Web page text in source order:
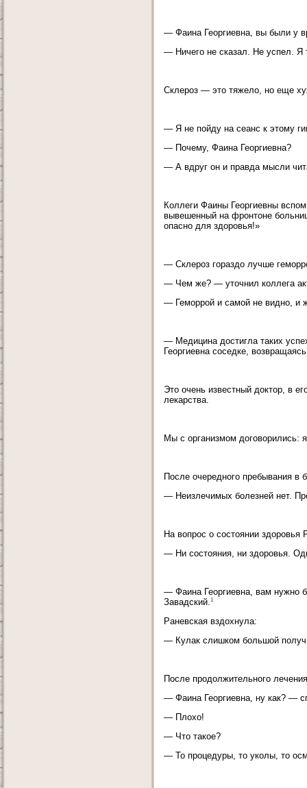
— Фаина Георгиевна, вы были у
— Ничего не сказал. Не успел. Я
Склероз — это тяжело, но еще
— Я не пойду на сеанс к этому
— Почему, Фаина Георгиевна?
— А вдруг он и правда мысли
Коллеги Фаины Георгиевны
вывешенный на фронтоне
опасно для здоровья!»
— Склероз гораздо лучше
— Чем же? — уточнил коллега
— Геморрой и самой не видно, и
— Медицина достигла таких
Георгиевна соседке,
Это очень известный доктор, в
лекарства.
Мы с организмом договорились:
После очередного пребывания в
— Неизлечимых болезней нет.
На вопрос о состоянии здоровья
— Ни состояния, ни здоровья.
— Фаина Георгиевна, вам нужно
Завадский.1
Раневская вздохнула:
— Кулак слишком большой
После продолжительного
— Фаина Георгиевна, ну как? —
— Плохо!
— Что такое?
— То процедуры, то уколы, то